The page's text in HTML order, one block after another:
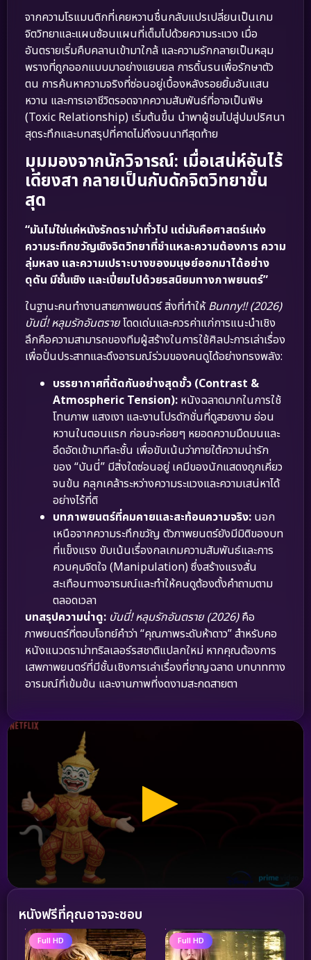
จากความโรแมนติกที่เคยหวานชื่นกลับแปรเปลี่ยนเป็นเกม
จิตวิทยาและแผนซ้อนแผนที่เต็มไปด้วยความระแวง เมื่อ
อันตรายเริ่มคืบคลานเข้ามาใกล้ และความรักกลายเป็นหลุม
พรางที่ถูกออกแบบมาอย่างแยบยล การดิ้นรนเพื่อรักษาตัว
ตน การค้นหาความจริงที่ซ่อนอยู่เบื้องหลังรอยยิ้มอันแสน
หวาน และการเอาชีวิตรอดจากความสัมพันธ์ที่อาจเป็นพิษ
(Toxic Relationship) เริ่มต้นขึ้น นำพาผู้ชมไปสู่ปมปริศนา
สุดระทึกและบทสรุปที่คาดไม่ถึงจนนาทีสุดท้าย
มุมมองจากนักวิจารณ์: เมื่อเสน่ห์อันไร้
เดียงสา กลายเป็นกับดักจิตวิทยาขั้น
สุด
“มันไม่ใช่แค่หนังรักดราม่าทั่วไป แต่มันคือศาสตร์แห่ง
ความระทึกขวัญเชิงจิตวิทยาที่ชำแหละความต้องการ ความ
ลุ่มหลง และความเปราะบางของมนุษย์ออกมาได้อย่าง
ดุดัน มีชั้นเชิง และเปี่ยมไปด้วยรสนิยมทางภาพยนตร์”
ในฐานะคนทำงานสายภาพยนตร์ สิ่งที่ทำให้Bunny!! (2026)
บันนี่! หลุมรักอันตรายโดดเด่นและควรค่าแก่การแนะนำเชิง
ลึกคือความสามารถของทีมผู้สร้างในการใช้ศิลปะการเล่าเรื่อง
เพื่อปั่นประสาทและดึงอารมณ์ร่วมของคนดูได้อย่างทรงพลัง:
บรรยากาศที่ตัดกันอย่างสุดขั้ว (Contrast &
Atmospheric Tension): หนังฉลาดมากในการใช้
โทนภาพ แสงเงา และงานโปรดักชั่นที่ดูสวยงาม อ่อน
หวานในตอนแรก ก่อนจะค่อยๆ หยอดความมืดมนและ
อึดอัดเข้ามาทีละชั้น เพื่อขับเน้นว่าภายใต้ความน่ารัก
ของ “บันนี่” มีสิ่งใดซ่อนอยู่ เคมีของนักแสดงถูกเคี่ยว
จนข้น คลุกเคล้าระหว่างความระแวงและความเสน่หาได้
อย่างไร้ที่ติ
บทภาพยนตร์ที่คมคายและสะท้อนความจริง: นอก
เหนือจากความระทึกขวัญ ตัวภาพยนตร์ยังมีมิติของบท
ที่แข็งแรง ขับเน้นเรื่องกลเกมความสัมพันธ์และการ
ควบคุมจิตใจ (Manipulation) ซึ่งสร้างแรงสั่น
สะเทือนทางอารมณ์และทำให้คนดูต้องตั้งคำถามตาม
ตลอดเวลา
บทสรุปความน่าดู: บันนี่! หลุมรักอันตราย (2026)คือ
ภาพยนตร์ที่ตอบโจทย์คำว่า “คุณภาพระดับห้าดาว” สำหรับคอ
หนังแนวดราม่าทริลเลอร์รสชาติแปลกใหม่ หากคุณต้องการ
เสพภาพยนตร์ที่มีชั้นเชิงการเล่าเรื่องที่ชาญฉลาด บทบาททาง
อารมณ์ที่เข้มข้น และงานภาพที่งดงามสะกดสายตา
หนังฟรีที่คุณอาจจะชอบ
Full HD Full HD